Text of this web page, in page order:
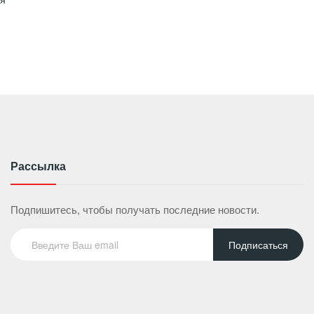
Рассылка
Подпишитесь, чтобы получать последние новости.
Подписаться